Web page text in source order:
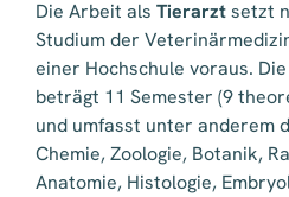
Die Arbeit als Tierarztsetzt
Studium der
einer Hochschule voraus.
beträgt 11 Semester (9
und umfasst unter anderem
Chemie, Zoologie, Botanik,
Anatomie, Histologie,